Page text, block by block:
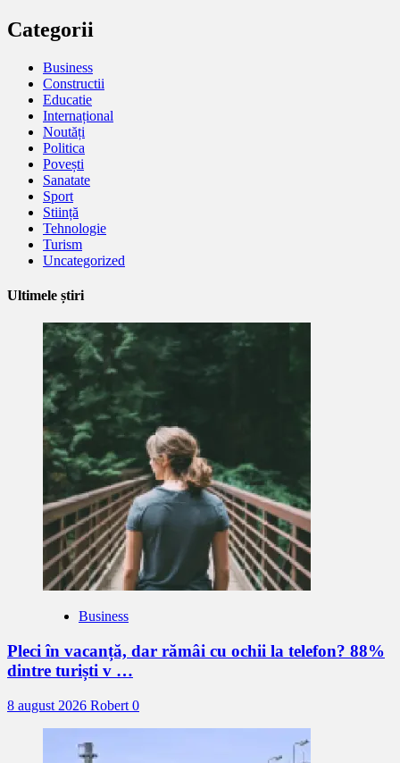
Categorii
Business
Constructii
Educatie
Internațional
Noutăți
Politica
Povești
Sanatate
Sport
Stiință
Tehnologie
Turism
Uncategorized
Ultimele știri
Business
Pleci în vacanță, dar rămâi cu ochii la telefon? 88%
dintre turiști v …
8 august 2026 Robert 0